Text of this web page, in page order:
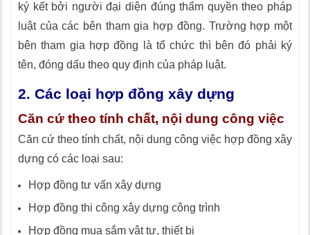
ký kết bởi người đại diện đúng thẩm quyền theo pháp
luật của các bên tham gia hợp đồng. Trường hợp một
bên tham gia hợp đồng là tổ chức thì bên đó phải ký
tên, đóng dấu theo quy định của pháp luật.
2. Các loại hợp đồng xây dựng
Căn cứ theo tính chất, nội dung công việc
Căn cứ theo tính chất, nội dung công việc hợp đồng xây
dựng có các loại sau:
Hợp đồng tư vấn xây dựng
Hợp đồng thi công xây dựng công trình
Hợp đồng mua sắm vật tư, thiết bị